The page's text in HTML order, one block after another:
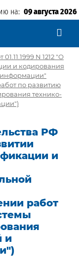
на: 09 августа 2026
N 1212 "О
и кодирования
информации"
по развитию
технико-
РФ
и
работ
и